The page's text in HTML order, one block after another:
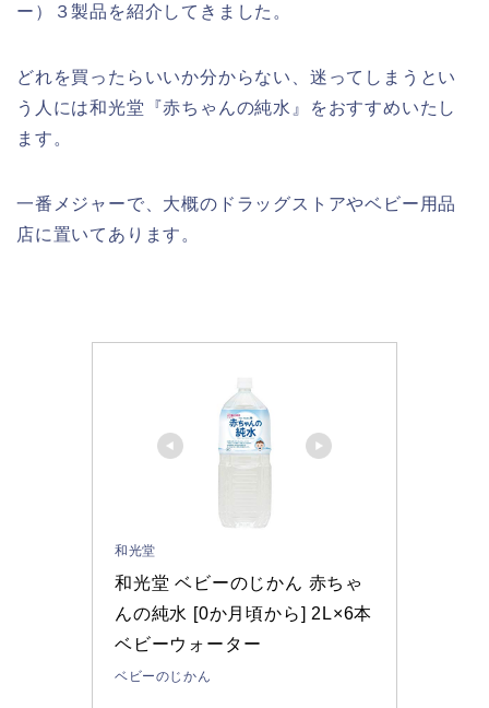
ー）３製品を紹介してきました。
どれを買ったらいいか分からない、迷ってしまうとい
う人には和光堂『赤ちゃんの純水』をおすすめいたし
ます。
一番メジャーで、大概のドラッグストアやベビー用品
店に置いてあります。
和光堂
和光堂 ベビーのじかん 赤ちゃ
んの純水 [0か月頃から] 2L×6本
ベビーウォーター
ベビーのじかん